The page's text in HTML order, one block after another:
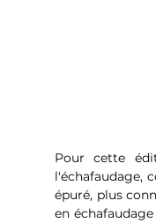
Pour cette
l'échafaudage,
épuré, plus
en